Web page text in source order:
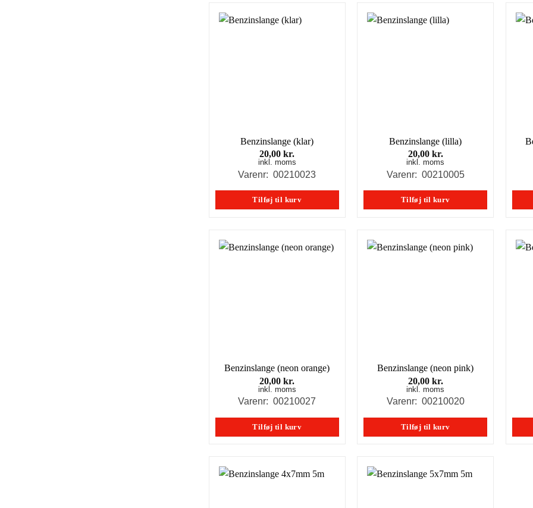
Benzinslange (klar)
20,00kr.
inkl. moms
Varenr: 00210023
Tilføj til kurv
Benzinslange (lilla)
20,00 kr.
inkl. moms
Varenr: 00210005
Tilføj til kurv
Benzinslange (neon orange)
20,00kr.
inkl. moms
Varenr: 00210027
Tilføj til kurv
Benzinslange (neon pink)
20,00 kr.
inkl. moms
Varenr: 00210020
Tilføj til kurv